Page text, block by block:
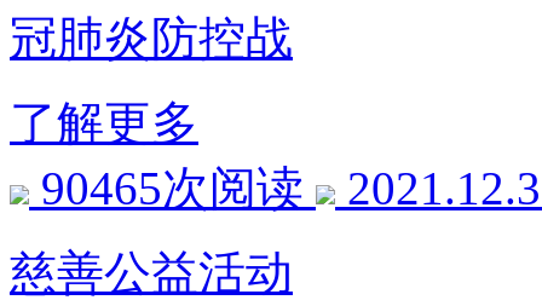
冠肺炎防控战
了解更多
90465次阅读
慈善公益活动